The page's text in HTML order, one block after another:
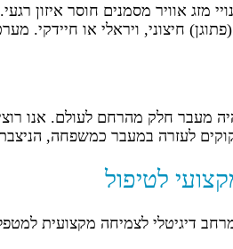
מזג אוויר מסמנים חוסר איזון
חיצוני, ויראלי או חיידקי.
מעבר חלק מהרחם לעולם. אנו
לעזרה במעבר כמשפחה,
לטיפול
דיגיטלי לצמיחה מקצועית